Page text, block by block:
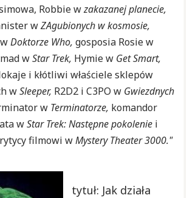
Robbie wzakazanej planecie,
wZAgubionych w kosmosie,
Doktorze Who, gosposia Rosie w
wStar Trek, Hymie w Get Smart,
i kłótliwi właściele sklepów
wSleeper, R2D2 i C3PO w Gwiezdnych
w Terminatorze, komandor
wStar Trek: Następne pokolenie i
filmowi wMystery Theater 3000."
tytuł: Jak działa